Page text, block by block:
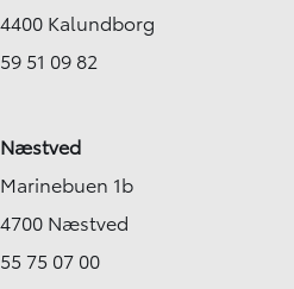
4400 Kalundborg
59 51 09 82
Næstved
Marinebuen 1b
4700 Næstved
55 75 07 00